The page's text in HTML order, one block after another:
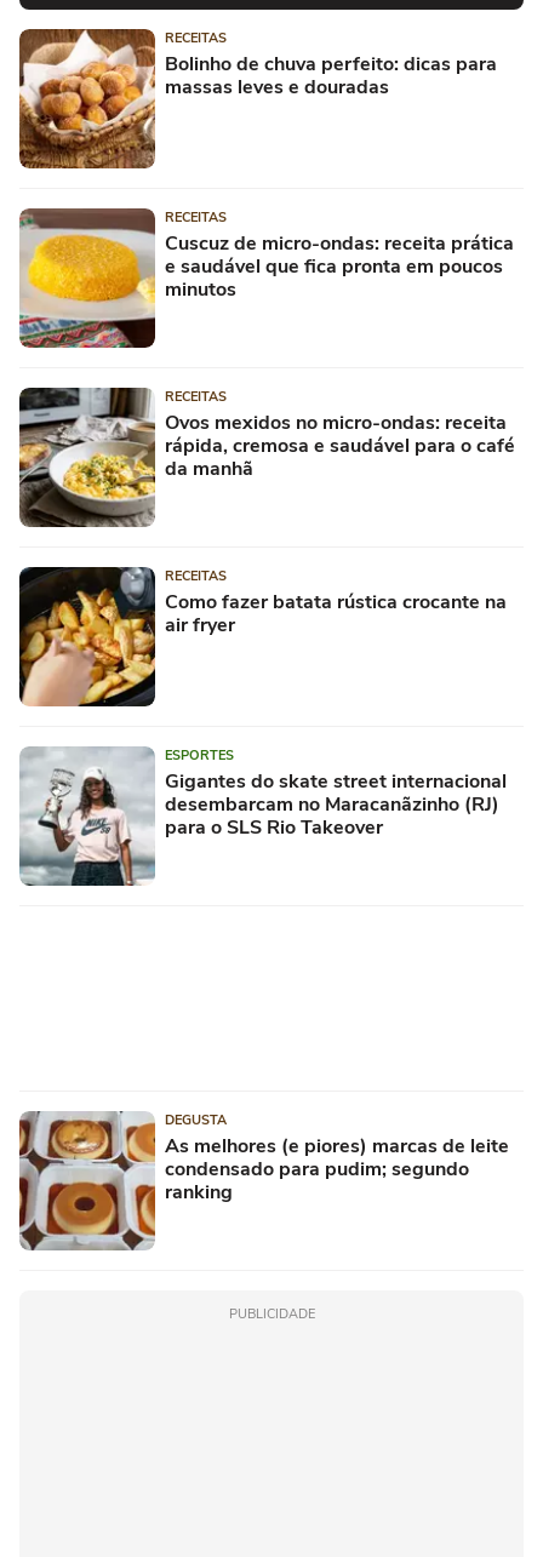
RECEITAS
Bolinho de chuva perfeito: dicas para
massas leves e douradas
RECEITAS
Cuscuz de micro-ondas: receita prática
e saudável que fica pronta em poucos
minutos
RECEITAS
Ovos mexidos no micro-ondas: receita
rápida, cremosa e saudável para o café
da manhã
RECEITAS
Como fazer batata rústica crocante na
air fryer
ESPORTES
Gigantes do skate street internacional
desembarcam no Maracanãzinho (RJ)
para o SLS Rio Takeover
DEGUSTA
As melhores (e piores) marcas de leite
condensado para pudim; segundo
ranking
PUBLICIDADE